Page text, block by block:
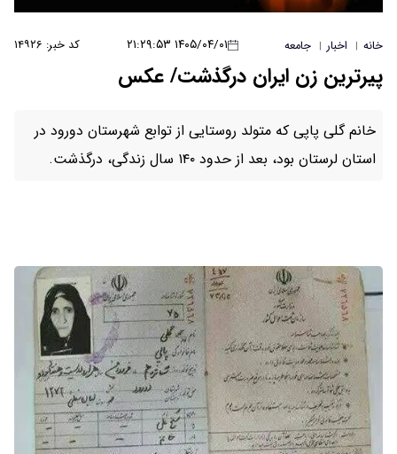
خانه | اخبار | جامعه ۱۴۰۵/۰۴/۰۱ ۲۱:۲۹:۵۳ کد خبر: ۱۴۹۲۶
پیرترین زن ایران درگذشت/ عکس
خانم گلی پاپی که متولد روستایی از توابع شهرستان دورود در
استان لرستان بود، بعد از حدود ۱۴۰ سال زندگی، درگذشت.